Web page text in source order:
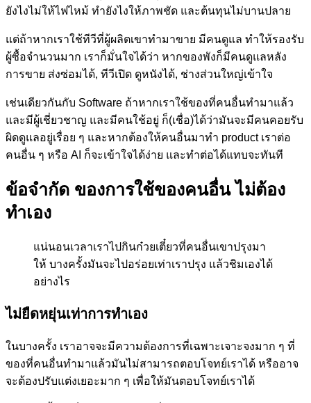
ยังไงไม่ให้ไฟไหม้ ทำยังไงให้ภาพชัด และต้นทุนไม่บานปลาย
แต่ถ้าหากเราใช้ทีวีที่ผู้ผลิตเขาทำมาขาย มีคนดูแล ทำให้รองรับ
ผู้ซื้อจำนวนมาก เราก็มั่นใจได้ว่า หากของพังก็มีคนดูแลหลัง
การขาย ส่งซ่อมได้, ทีวีเปิด ดูหนังได้, ช่างส่วนใหญ่เข้าใจ
เช่นเดียวกันกับ Software ถ้าหากเราใช้ของที่คนอื่นทำมาแล้ว
และมีผู้เชี่ยวชาญ และมีคนใช้อยู่ ก็(เชื่อ)ได้ว่ามันจะมีคนคอยรับ
ผิดดูแลอยู่เรื่อย ๆ และหากต้องให้คนอื่นมาทำ product เราต่อ
คนอื่น ๆ หรือ AI ก็จะเข้าใจได้ง่าย และทำต่อได้แทบจะทันที
ข้อจำกัด ของการใช้ของคนอื่น ไม่ต้อง
ทำเอง
แน่นอนเวลาเราไปกินก๋วยเตี๋ยวที่คนอื่นเขาปรุงมา
ให้ บางครั้งมันจะไปอร่อยเท่าเราปรุง แล้วชิมเองได้
อย่างไร
ไม่ยืดหยุ่นเท่าการทำเอง
ในบางครั้ง เราอาจจะมีความต้องการที่เฉพาะเจาะจงมาก ๆ ที่
ของที่คนอื่นทำมาแล้วมันไม่สามารถตอบโจทย์เราได้ หรืออาจ
จะต้องปรับแต่งเยอะมาก ๆ เพื่อให้มันตอบโจทย์เราได้